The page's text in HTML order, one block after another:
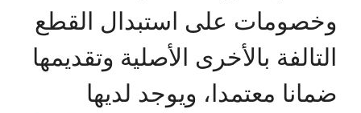
وخصومات على استبدال القطع
التالفة بالأخرى الأصلية وتقديمها
ضمانا معتمدا، ويوجد لديها